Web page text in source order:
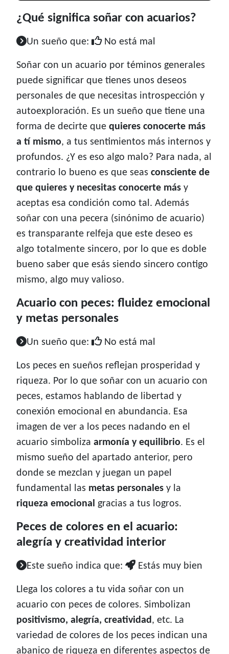
¿Qué significa soñar con acuarios?
Un sueño que: No está mal
Soñar con un acuario por téminos generales
puede significar que tienes unos deseos
personales de que necesitas introspección y
autoexploración. Es un sueño que tiene una
forma de decirte que quieres conocerte más
a tí mismo, a tus sentimientos más internos y
profundos. ¿Y es eso algo malo? Para nada, al
contrario lo bueno es que seas consciente de
que quieres y necesitas conocerte más y
aceptas esa condición como tal. Además
soñar con una pecera (sinónimo de acuario)
es transparante relfeja que este deseo es
algo totalmente sincero, por lo que es doble
bueno saber que esás siendo sincero contigo
mismo, algo muy valioso.
Acuario con peces: fluidez emocional
y metas personales
Un sueño que: No está mal
Los peces en sueños reflejan prosperidad y
riqueza. Por lo que soñar con un acuario con
peces, estamos hablando de libertad y
conexión emocional en abundancia. Esa
imagen de ver a los peces nadando en el
acuario simboliza armonía y equilibrio. Es el
mismo sueño del apartado anterior, pero
donde se mezclan y juegan un papel
fundamental las metas personales y la
riqueza emocional gracias a tus logros.
Peces de colores en el acuario:
alegría y creatividad interior
Este sueño indica que: Estás muy bien
Llega los colores a tu vida soñar con un
acuario con peces de colores. Simbolizan
positivismo, alegría, creatividad, etc. La
variedad de colores de los peces indican una
abanico de riqueza en diferentes aspectos de